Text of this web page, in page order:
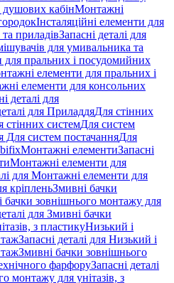
кабінМонтажні
Інсталяційні елементи для
приладівЗапасні деталі для
для умивальника та
пральних і посудомийних
елементи для пральних і
елементи для консольних
деталі для
для ПриладдяДля стінних
стінних системДля систем
Для систем постачанняДля
Монтажні елементиЗапасні
Монтажні елементи для
для Монтажні елементи для
кріпленьЗмивні бачки
бачки зовнішнього монтажу для
для Змивні бачки
з пластикуНизький і
Запасні деталі для Низький і
Змивні бачки зовнішнього
фарфоруЗапасні деталі
монтажу для унітазів, з